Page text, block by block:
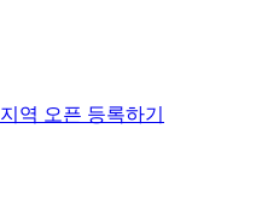
지역 오픈 등록하기